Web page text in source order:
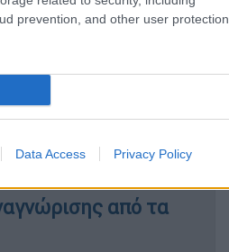
prevention, and other user protection.
Data Access Privacy Policy
η οροφή του
αμάχων από
από τα